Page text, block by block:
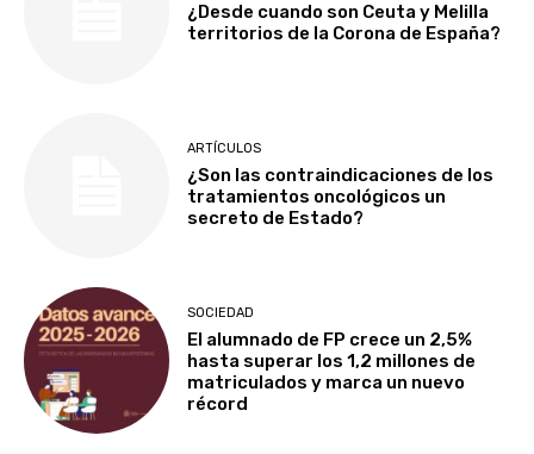
¿Desde cuando son Ceuta y Melilla
territorios de la Corona de España?
ARTÍCULOS
¿Son las contraindicaciones de los
tratamientos oncológicos un
secreto de Estado?
SOCIEDAD
El alumnado de FP crece un 2,5%
hasta superar los 1,2 millones de
matriculados y marca un nuevo
récord